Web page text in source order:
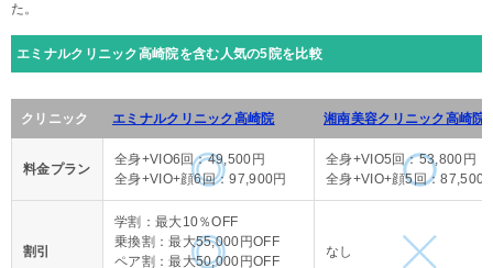
た。
エミナルクリニック高崎院を含む人気の5院を比較
クリニック エミナルクリニック高崎院 湘南美容クリニック高崎院
料金プラン
全身+VIO6回：49,500円
全身+VIO+顔6回：97,900円
全身+VIO5回：53,800円
全身+VIO+顔5回：87,500
割引
学割：最大10％OFF
乗換割：最大55,000円OFF
ペア割：最大50,000円OFF
なし